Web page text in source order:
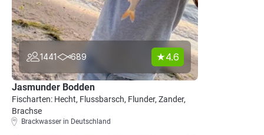
1441 689 4.6
Jasmunder Bodden
Fischarten: Hecht, Flussbarsch, Flunder, Zander,
Brachse
Brackwasser in Deutschland